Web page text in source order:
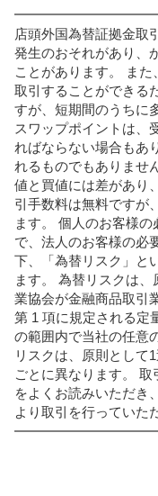
店頭外国為替証拠金取
発生のおそれがあり、
ことがあります。 ま
取引することができる
すが、短期間のうちに
スワップポイントは、
ればならない場合もあ
れるものでもありませ
値と買値には差があり
引手数料は無料ですが
ます。 個人のお客様
で、法人のお客様の必
下、「為替リスク」と
ます。 為替リスクは
業協会が金融商品取引
第 1 項に規定される定
の範囲内で当社の任意
リスクは、原則として
ごとに異なります。
をよくお読みいただき
より取引を行っていた